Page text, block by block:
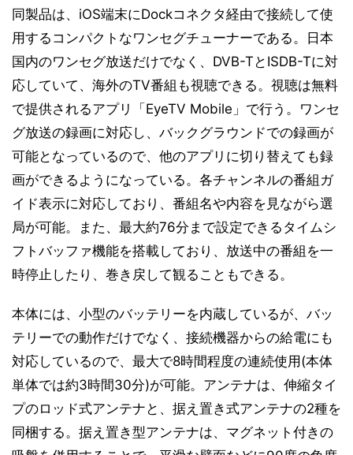
同製品は、iOS端末にDockコネクタ経由で接続して使
用するコンパクトなワンセグチューナーである。日本
国内のワンセグ放送だけでなく、DVB-TとISDB-Tに対
応していて、海外のTV番組も視聴できる。視聴は無料
で提供されるアプリ「EyeTV Mobile」で行う。ワンセ
グ放送の録画に対応し、バックグラウンドでの録画が
可能となっているので、他のアプリに切り替えても録
画ができるようになっている。各チャンネルの番組ガ
イド表示に対応しており、番組名や内容を見ながら選
局が可能。また、最大約76分まで設定できるタイムシ
フトバッファ機能を搭載しており、放送中の番組を一
時停止したり、巻き戻して観ることもできる。
本体には、小型のバッテリーを内蔵しているが、バッ
テリーでの動作だけでなく、接続機器からの給電にも
対応しているので、最大で8時間程度の連続使用(本体
単体では約3時間30分)が可能。アンテナは、伸縮タイ
プのロッド式アンテナと、据え置き式アンテナの2種を
同梱する。据え置き型アンテナは、マグネット付きの